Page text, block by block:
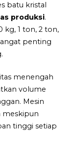
batu kristal
produksi.
kg, 1 ton, 2 ton,
penting
menengah
volume
Mesin
meskipun
tinggi setiap